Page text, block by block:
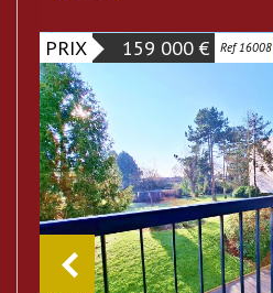
PRIX 159 000 € Ref 16008